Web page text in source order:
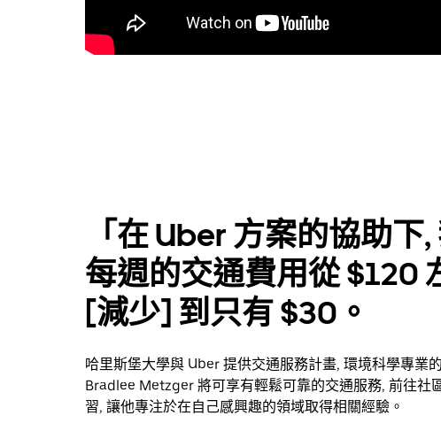
「在 Uber 方案的協助下,
每週的交通費用從 $120
[減少] 到只有 $30。
哈里斯堡大學與 Uber 提供交通服務計畫, 環境科學專業的
Bradlee Metzger 將可享有輕鬆可靠的交通服務, 前往社
習, 讓他專注於在自己感興趣的領域取得相關經驗。